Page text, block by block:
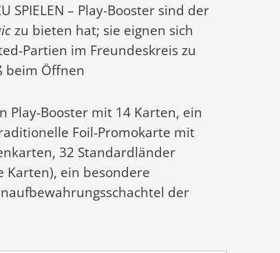
SPIELEN – Play-Booster sind der
zu bieten hat; sie eignen sich
Partien im Freundeskreis zu
beim Öffnen
Play-Booster mit 14 Karten, ein
Foil-Promokarte mit
32 Standardländer
ein besondere
der